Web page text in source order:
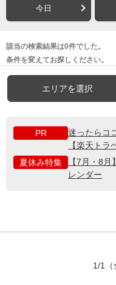
今日
該当の検索結果は0件でした。
条件を変えてお探しください。
エリアを選択
PR
迷ったらコ
【楽天トラ
夏休み特集
【7月・8
レンダー
1/1